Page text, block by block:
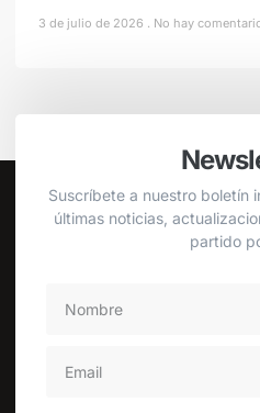
3 de julio de 2026 No hay
Suscríbete a nuestro boletín
últimas noticias,
partido